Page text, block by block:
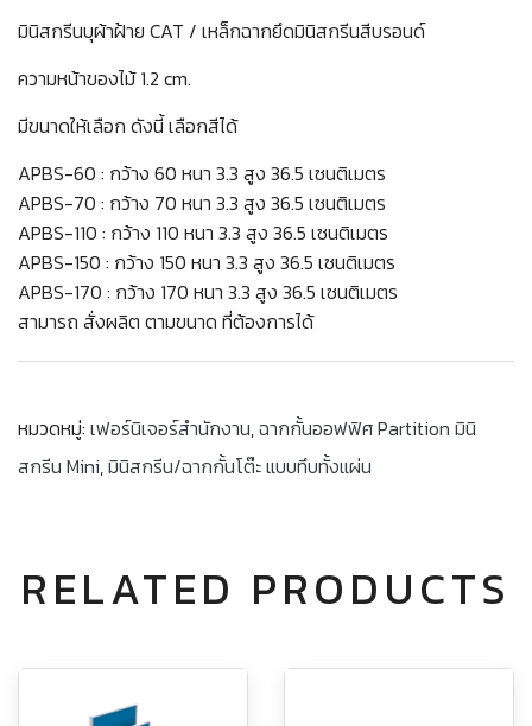
มินิสกรีนบุผ้าฝ้าย CAT / เหล็กฉากยึดมินิสกรีนสีบรอนด์
ความหน้าของไม้ 1.2 cm.
มีขนาดให้เลือก ดังนี้ เลือกสีได้
APBS-60 : กว้าง 60 หนา 3.3 สูง 36.5 เซนติเมตร
APBS-70 : กว้าง 70 หนา 3.3 สูง 36.5 เซนติเมตร
APBS-110 : กว้าง 110 หนา 3.3 สูง 36.5 เซนติเมตร
APBS-150 : กว้าง 150 หนา 3.3 สูง 36.5 เซนติเมตร
APBS-170 : กว้าง 170 หนา 3.3 สูง 36.5 เซนติเมตร
สามารถ สั่งผลิต ตามขนาด ที่ต้องการได้
หมวดหมู่: เฟอร์นิเจอร์สำนักงาน,ฉากกั้นออฟฟิศ Partition มินิ
สกรีน Mini,มินิสกรีน/ฉากกั้นโต๊ะ แบบทึบทั้งแผ่น
RELATED PRODUCTS